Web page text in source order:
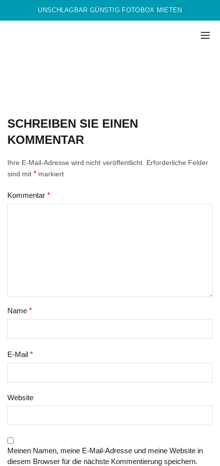
UNSCHLAGBAR GÜNSTIG FOTOBOX MIETEN
SCHREIBEN SIE EINEN
KOMMENTAR
Ihre E-Mail-Adresse wird nicht veröffentlicht. Erforderliche Felder
sind mit * markiert
Kommentar *
Name *
E-Mail *
Website
Meinen Namen, meine E-Mail-Adresse und meine Website in
diesem Browser für die nächste Kommentierung speichern.